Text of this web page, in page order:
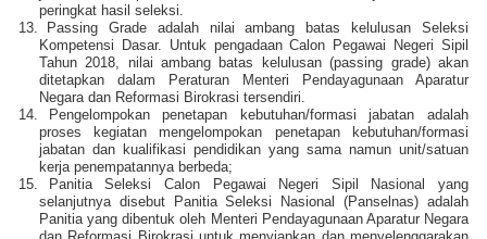
peringkat hasil seleksi.
13.
Passing Grade adalah nilai ambang batas kelulusan Seleksi
Kompetensi Dasar. Untuk pengadaan Calon Pegawai Negeri Sipil
Tahun 2018, nilai ambang batas kelulusan (passing grade) akan
ditetapkan dalam Peraturan Menteri Pendayagunaan Aparatur
Negara dan Reformasi Birokrasi tersendiri.
14.
Pengelompokan penetapan kebutuhan/formasi jabatan adalah
proses kegiatan mengelompokan penetapan kebutuhan/formasi
jabatan dan kualifikasi pendidikan yang sama namun unit/satuan
kerja penempatannya berbeda;
15.
Panitia Seleksi Calon Pegawai Negeri Sipil Nasional yang
selanjutnya disebut Panitia Seleksi Nasional (Panselnas) adalah
Panitia yang dibentuk oleh Menteri Pendayagunaan Aparatur Negara